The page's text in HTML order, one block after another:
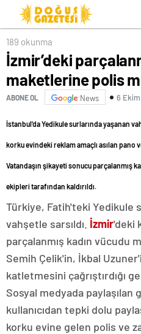
189 okunma
İzmir’deki
maketlerine polis
ABONE OL News 6
İstanbul'da ­Yedikule surlarında yaşanan
korku evindeki reklam amaçlı asılan
Vatandaşın şikayeti sonucu parçalanmış
ekipleri tarafından kaldırıldı.
Türkiye, Fatih'teki Yedikule
vahşetle sarsıldı. İzmir'deki
parçalanmış kadın vücudu
Semih Çelik'in, İkbal
katletmesini çağrıştırdığı
Sosyal medyada paylaşılan
kullanıcıdan tepki dolu
korku evine gelen polis ve